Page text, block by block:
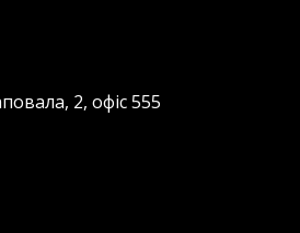
2, офіс 555